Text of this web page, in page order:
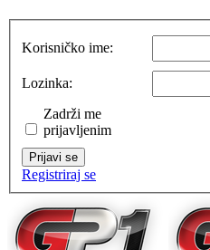
Korisničko ime:
Lozinka:
Zadrži me
prijavljenim
Prijavi se
Registriraj se